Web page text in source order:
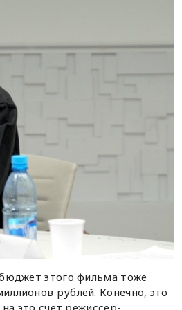
этого фильма тоже
рублей. Конечно, это
это счет режиссер-